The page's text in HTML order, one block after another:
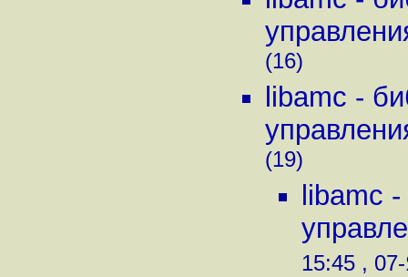
(16)
libamc -
(19)
libamc
15:45 ,